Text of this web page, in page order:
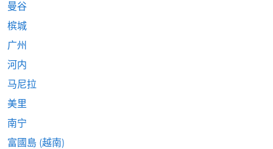
曼谷
槟城
广州
河内
马尼拉
美里
南宁
富國島 (越南)